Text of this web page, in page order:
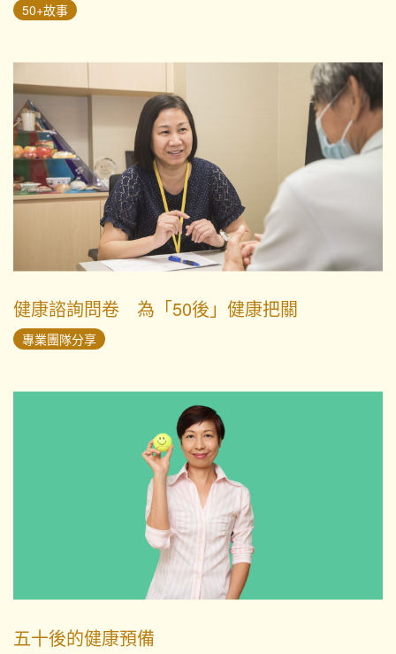
50+故事
健康諮詢問卷 為「50後」健康把關
專業團隊分享
五十後的健康預備